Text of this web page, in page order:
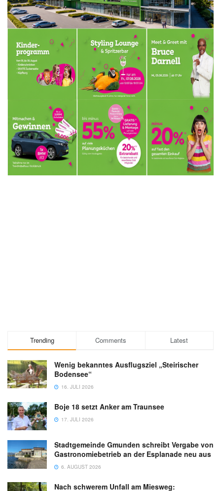
Trending Comments Latest
Wenig bekanntes Ausflugsziel „Steirischer
Bodensee“
16. JULI 2026
Boje 18 setzt Anker am Traunsee
17. JULI 2026
Stadtgemeinde Gmunden schreibt Vergabe von
Gastronomiebetrieb an der Esplanade neu aus
6. AUGUST 2026
Nach schwerem Unfall am Miesweg: